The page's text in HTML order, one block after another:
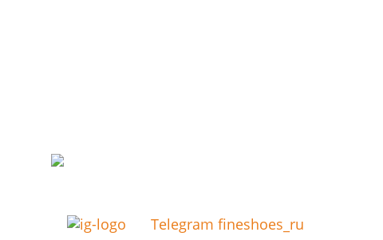
Telegram fineshoes_ru